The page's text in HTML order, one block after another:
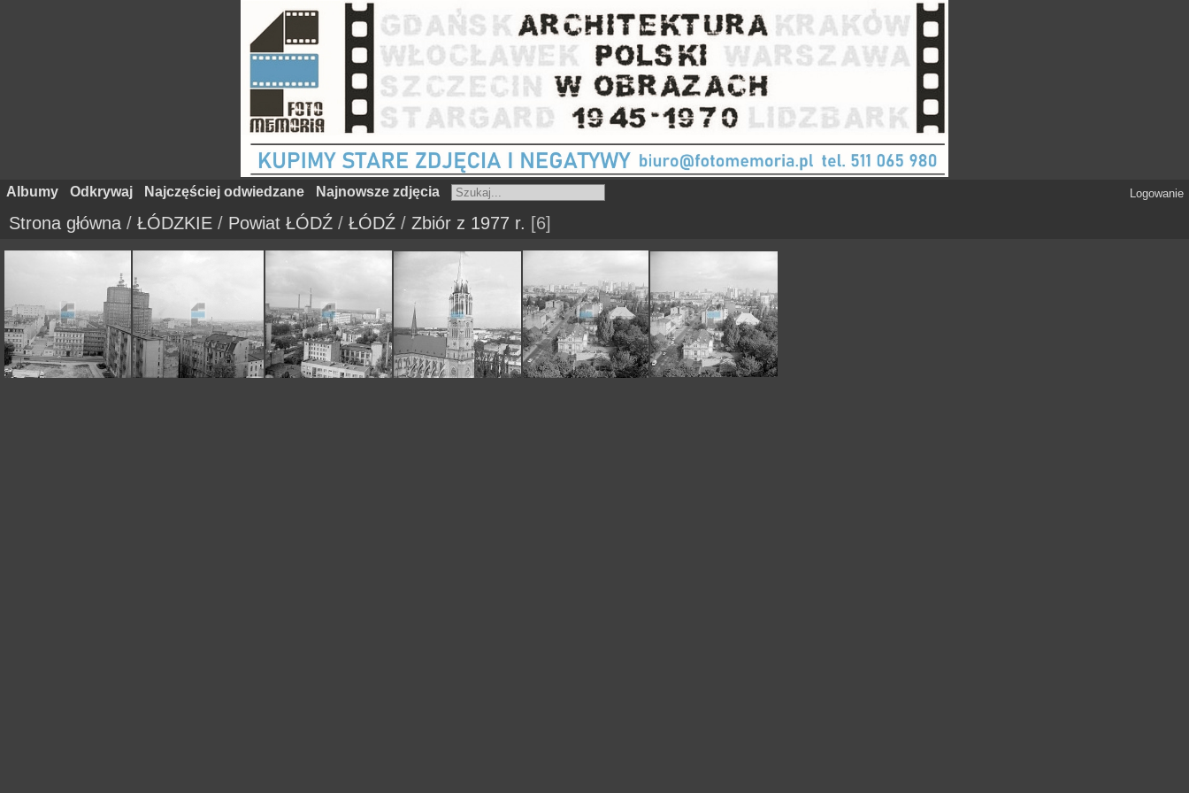
Albumy Odkrywaj Najczęściej odwiedzane Najnowsze zdjęcia Logowanie
Strona główna / ŁÓDZKIE / Powiat ŁÓDŹ / ŁÓDŹ / Zbiór z 1977 r. 6